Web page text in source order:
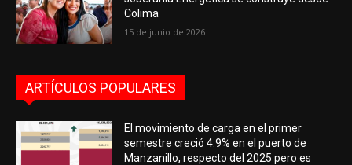
Colima
15 de junio de 2026
ARTÍCULOS POPULARES
El movimiento de carga en el primer
semestre creció 4.9% en el puerto de
Manzanillo, respecto del 2025 pero es